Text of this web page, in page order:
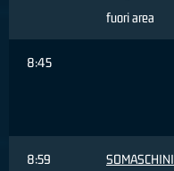
fuori area
8:45
8:59
SOMASCHINI